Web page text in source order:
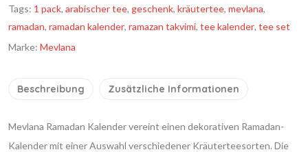
Tags: 1 pack, arabischer tee, geschenk, kräutertee, mevlana,
ramadan, ramadan kalender, ramazan takvimi, tee kalender, tee set
Marke: Mevlana
Beschreibung Zusätzliche Informationen
Mevlana Ramadan Kalender vereint einen dekorativen Ramadan-
Kalender mit einer Auswahl verschiedener Kräuterteesorten. Die